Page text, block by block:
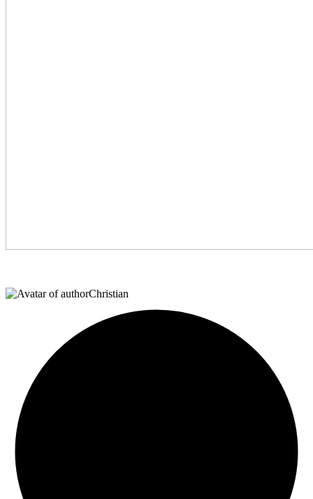
Christian